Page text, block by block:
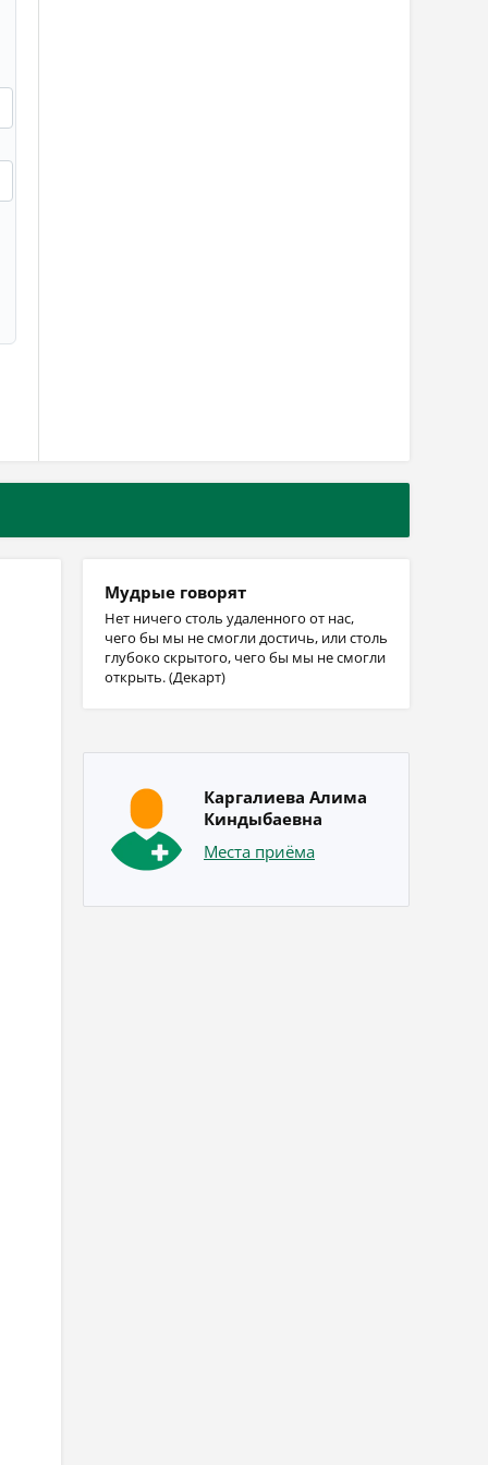
Мудрые говорят
Нет ничего столь удаленного от нас,
чего бы мы не смогли достичь, или столь
глубоко скрытого, чего бы мы не смогли
открыть. (Декарт)
Каргалиева Алима
Киндыбаевна
Места приёма